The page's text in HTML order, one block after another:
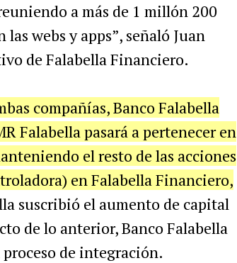
a más de 1 millón 200
webs y apps”, señaló Juan
de Falabella Financiero.
compañías, Banco Falabella
Falabella pasará a pertenecer en
el resto de las acciones
en Falabella Financiero,
suscribió el aumento de capital
de lo anterior, Banco Falabella
de integración.